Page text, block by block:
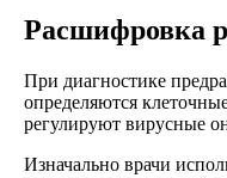
Расшифровка
При диагностике
определяются
регулируют вирусные
Изначально врачи